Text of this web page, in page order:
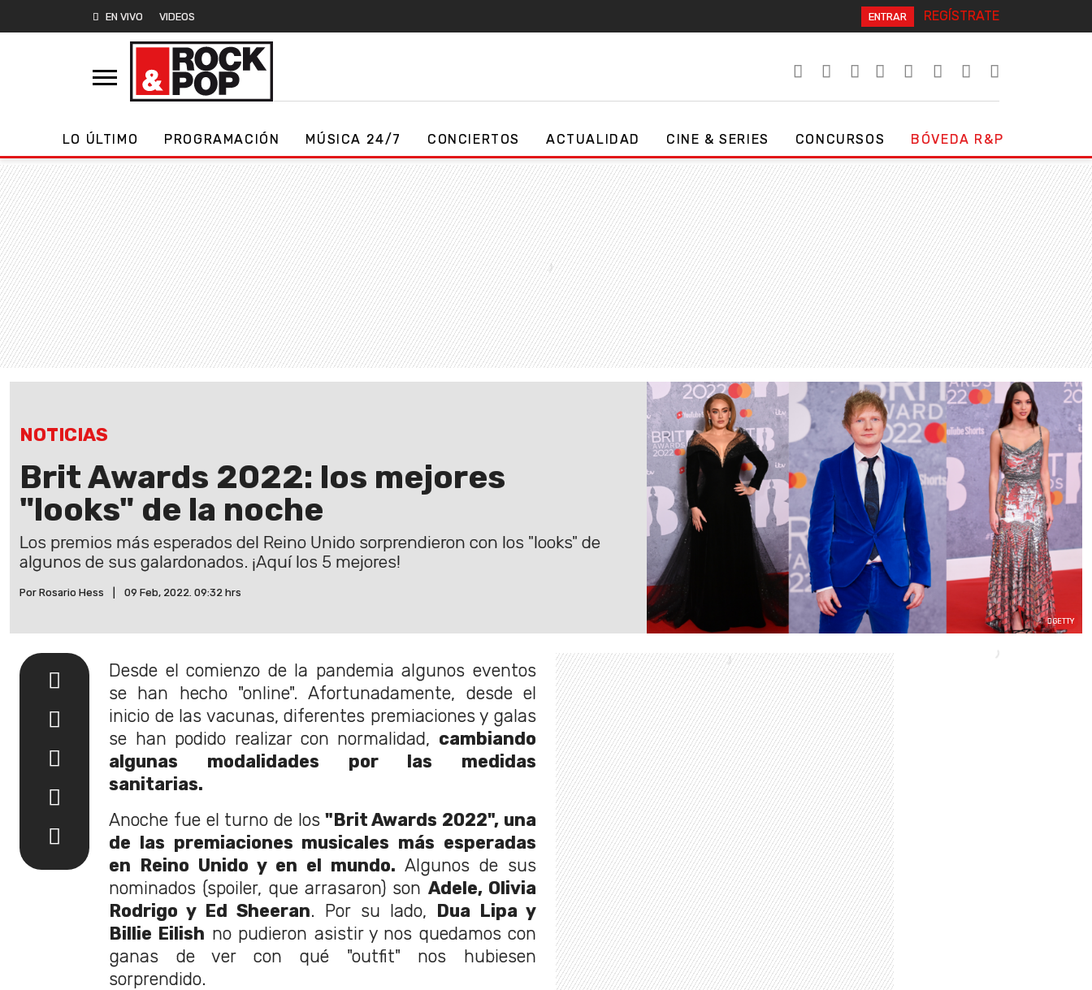
EN VIVO VIDEOS ENTRAR REGÍSTRATE
LO ÚLTIMO PROGRAMACIÓN MÚSICA 24/7 CONCIERTOS ACTUALIDAD CINE & SERIES CONCURSOS BÓVEDA R&P
NOTICIAS
Brit Awards 2022: los mejores
"looks" de la noche
Los premios más esperados del Reino Unido sorprendieron con los "looks" de
algunos de sus galardonados. ¡Aquí los 5 mejores!
Por Rosario Hess 09 Feb, 2022. 09:32 hrs
GETTY
Desde el comienzo de la pandemia algunos eventos
se han hecho "online". Afortunadamente, desde el
inicio de las vacunas, diferentes premiaciones y galas
se han podido realizar con normalidad, cambiando
algunas modalidades por las medidas
sanitarias.
Anoche fue el turno de los"Brit Awards 2022", una
de las premiaciones musicales más esperadas
en Reino Unido y en el mundo. Algunos de sus
nominados (spoiler, que arrasaron) son Adele, Olivia
Rodrigo y Ed Sheeran. Por su lado, Dua Lipa y
Billie Eilish no pudieron asistir y nos quedamos con
ganas de ver con qué "outfit" nos hubiesen
sorprendido.